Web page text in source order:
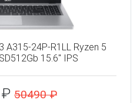
A315-24P-R1LL Ryzen 5
15.6" IPS
50490 ₽